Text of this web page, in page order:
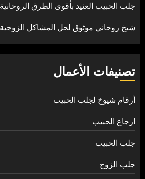
جلب الحبيب العنيد بأقوى الطرق الروحانية
شيخ روحاني موثوق لحل المشاكل الزوجية
تصنيفات الأعمال
أرقام شيوخ لجلب الحبيب
ارجاع الحبيب
جلب الحبيب
جلب الزوج